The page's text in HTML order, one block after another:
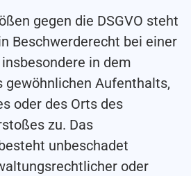
gegen die DSGVO steht
Beschwerderecht bei einer
in dem
Aufenthalts,
oder des Orts des
zu. Das
unbeschadet
oder